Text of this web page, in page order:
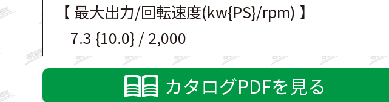
【 最大出力/回転速度(kw{PS}/rpm) 】
7.3 {10.0} / 2,000
カタログPDFを見る